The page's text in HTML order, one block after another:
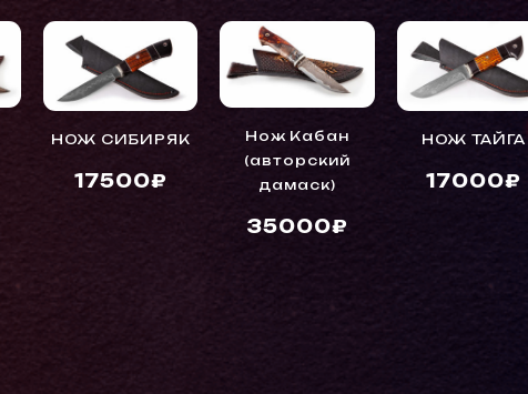
НОЖ СИБИРЯК
17500₽
Нож Кабан
(авторский
дамаск)
35000₽
НОЖ ТАЙГА
17000₽